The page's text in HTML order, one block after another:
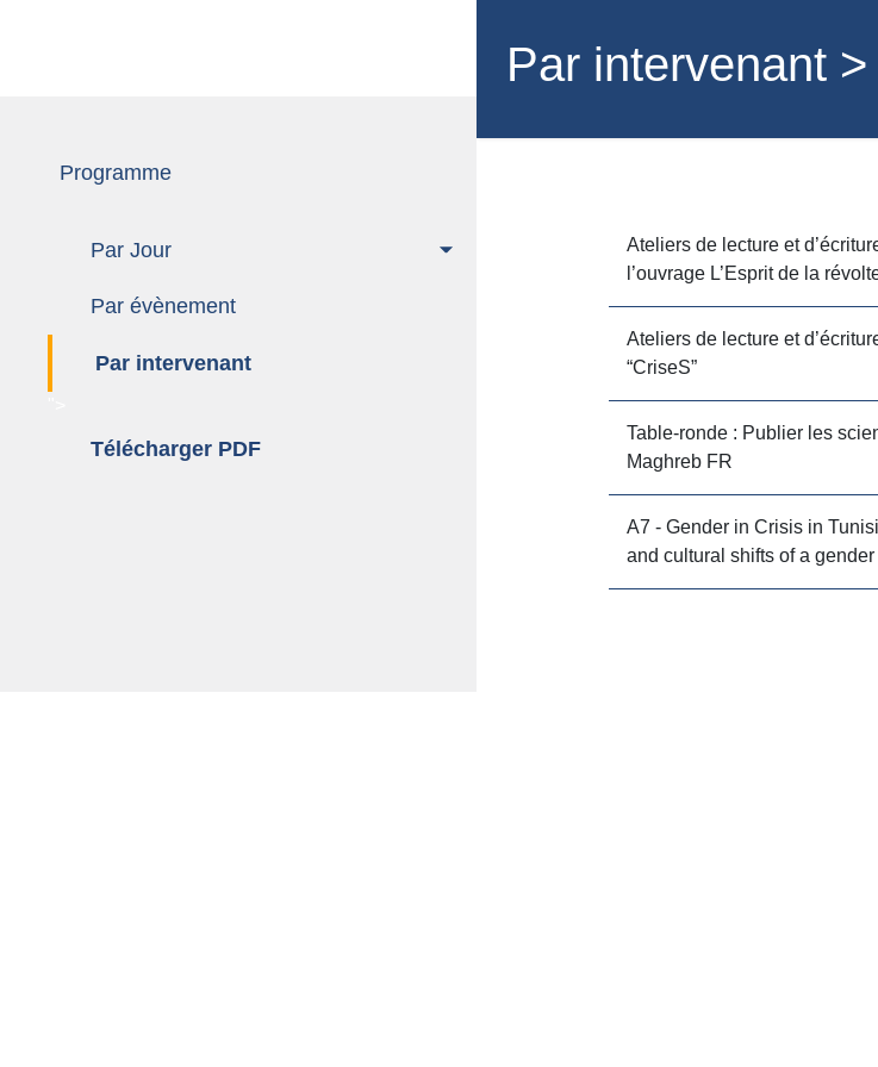
Programme
Par Jour
Par évènement
Par intervenant
Télécharger PDF
Par intervenant
Ateliers de lecture et
l’ouvrage L’Esprit de la
Ateliers de lecture et
“CriseS”
Table-ronde : Publier les
Maghreb FR
A7 - Gender in Crisis in
and cultural shifts of a